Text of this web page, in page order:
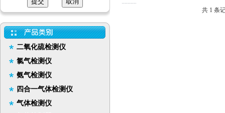
二氧化硫检测仪
氯气检测仪
氨气检测仪
四合一气体检测仪
气体检测仪
共 1 条